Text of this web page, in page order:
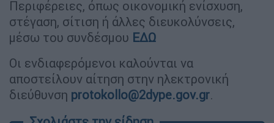
Περιφέρειες, όπως οικονομική ενίσχυση,
στέγαση, σίτιση ή άλλες διευκολύνσεις,
μέσω του συνδέσμου ΕΔΩ
Οι ενδιαφερόμενοι καλούνται να
αποστείλουν αίτηση στην ηλεκτρονική
διεύθυνση protokollo@2dype.gov.gr.